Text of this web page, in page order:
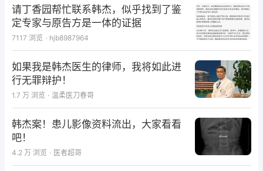
例，5年来，与我交流的战友不计其数，许多仅有一
“面”之交，大多数战友的注册名我也不记得了，不过，
在每年新年及春节来临之际，我都会收到许许多多来自
向我打听我在美国的地址，但我通常不会透露。即便如
此，春节期间我还是会惊喜地收到战友寄来的各种精巧
感言
我家后院有片约100平米的菜园，每年初春，我便开始
翻土、施肥、播种，看着小苗一天天长大，心中充满期
请丁香园帮忙联系韩杰，似乎找到了鉴
定专家与原告方是一体的证据
7117 浏览 · hjb8987964
如果我是韩杰医生的律师，我将如此进
行无罪辩护！
1.7 万 浏览 · 温柔医刀春哥
韩杰案！患儿影像资料流出，大家看看
吧！
4.2 万 浏览 · 医者超哥